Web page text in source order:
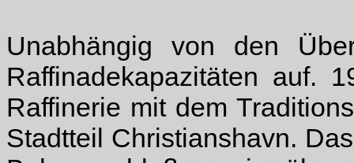
Unabhängig von den
Raffinadekapazitäten auf.
Raffinerie mit dem
Stadtteil Christianshavn.